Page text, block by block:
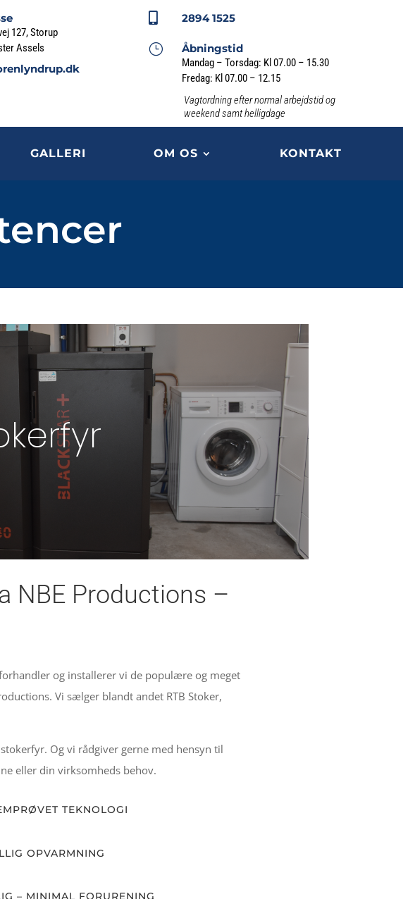
127, Storup
Assels
 2894 1525
} Åbningstid
Mandag – Torsdag: Kl 07.00 – 15.30
Fredag: Kl 07.00 – 12.15
Vagtordning efter normal arbejdstid og
weekend samt helligdage
GALLERI OM OS KONTAKT
NBE Productions –
og installerer vi de populære og meget
Vi sælger blandt andet RTB Stoker,
Og vi rådgiver gerne med hensyn til
eller din virksomheds behov.
TEKNOLOGI
OPVARMNING
– MINIMAL FORURENING